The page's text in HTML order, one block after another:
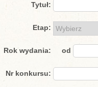
Tytuł:
Etap:
Rok wydania: od
Nr konkursu: